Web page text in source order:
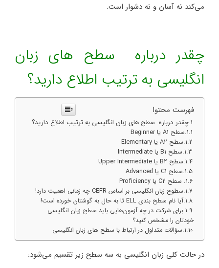
می‌کند نه آسان و نه دشوار است.
چقدر درباره سطح های زبان
انگلیسی به ترتیب اطلاع دارید؟
فهرست محتوا
چقدر درباره سطح های زبان انگلیسی به ترتیب اطلاع دارید؟
سطح A1 یا Beginner
سطح A2 یا Elementary
سطح B1 یا Intermediate
سطح B2 یا Upper Intermediate
سطح C1 یا Advanced
سطح C2 یا Proficiency
سطوح زبان انگلیسی بر اساس CEFR چه زمانی اهمیت دارد!
آیا نام سطح بندی ELL تا به حال به گوشتان خورده است!
برای شرکت در چه آزمون‌هایی باید سطح زبان انگلیسی
خودتان را مشخص کنید؟
سؤالات متداول در ارتباط با سطح های زبان انگلیسی
در حالت کلی زبان انگلیسی به سه سطح زیر تقسیم می‌شود: